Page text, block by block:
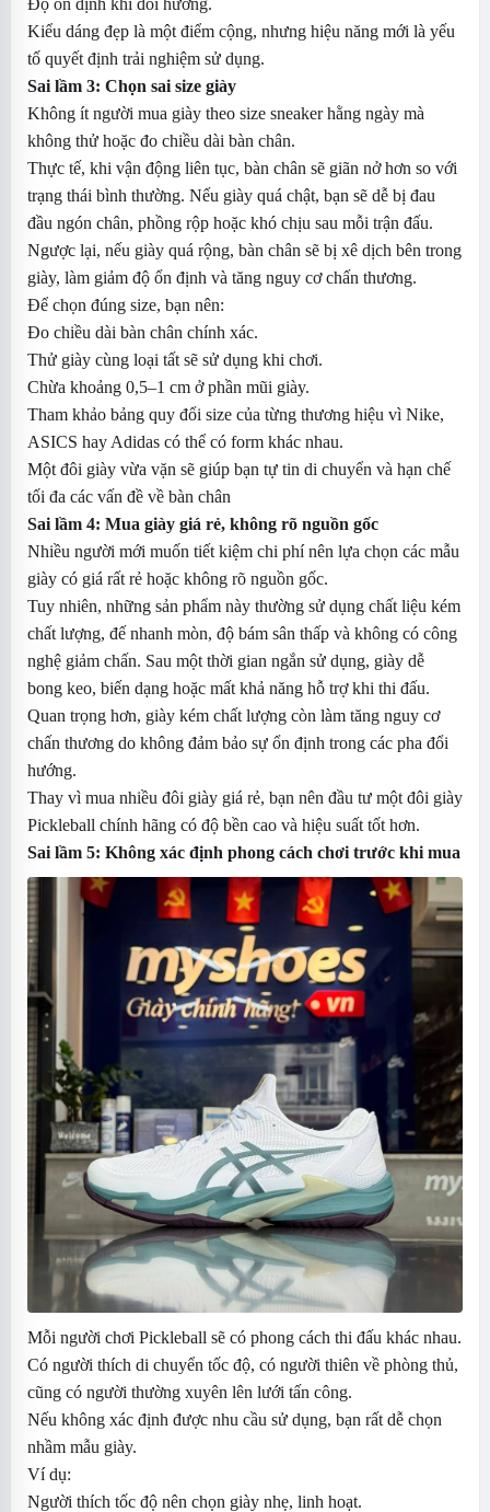
Độ ổn định khi đổi hướng.
Kiểu dáng đẹp là một điểm cộng, nhưng hiệu năng mới là yếu
tố quyết định trải nghiệm sử dụng.
Sai lầm 3: Chọn sai size giày
Không ít người mua giày theo size sneaker hằng ngày mà
không thử hoặc đo chiều dài bàn chân.
Thực tế, khi vận động liên tục, bàn chân sẽ giãn nở hơn so với
trạng thái bình thường. Nếu giày quá chật, bạn sẽ dễ bị đau
đầu ngón chân, phồng rộp hoặc khó chịu sau mỗi trận đấu.
Ngược lại, nếu giày quá rộng, bàn chân sẽ bị xê dịch bên trong
giày, làm giảm độ ổn định và tăng nguy cơ chấn thương.
Để chọn đúng size, bạn nên:
Đo chiều dài bàn chân chính xác.
Thử giày cùng loại tất sẽ sử dụng khi chơi.
Chừa khoảng 0,5–1 cm ở phần mũi giày.
Tham khảo bảng quy đổi size của từng thương hiệu vì Nike,
ASICS hay Adidas có thể có form khác nhau.
Một đôi giày vừa vặn sẽ giúp bạn tự tin di chuyển và hạn chế
tối đa các vấn đề về bàn chân
Sai lầm 4: Mua giày giá rẻ, không rõ nguồn gốc
Nhiều người mới muốn tiết kiệm chi phí nên lựa chọn các mẫu
giày có giá rất rẻ hoặc không rõ nguồn gốc.
Tuy nhiên, những sản phẩm này thường sử dụng chất liệu kém
chất lượng, đế nhanh mòn, độ bám sân thấp và không có công
nghệ giảm chấn. Sau một thời gian ngắn sử dụng, giày dễ
bong keo, biến dạng hoặc mất khả năng hỗ trợ khi thi đấu.
Quan trọng hơn, giày kém chất lượng còn làm tăng nguy cơ
chấn thương do không đảm bảo sự ổn định trong các pha đổi
hướng.
Thay vì mua nhiều đôi giày giá rẻ, bạn nên đầu tư một đôi giày
Pickleball chính hãng có độ bền cao và hiệu suất tốt hơn.
Sai lầm 5: Không xác định phong cách chơi trước khi mua
Mỗi người chơi Pickleball sẽ có phong cách thi đấu khác nhau.
Có người thích di chuyển tốc độ, có người thiên về phòng thủ,
cũng có người thường xuyên lên lưới tấn công.
Nếu không xác định được nhu cầu sử dụng, bạn rất dễ chọn
nhầm mẫu giày.
Ví dụ:
Người thích tốc độ nên chọn giày nhẹ, linh hoạt.